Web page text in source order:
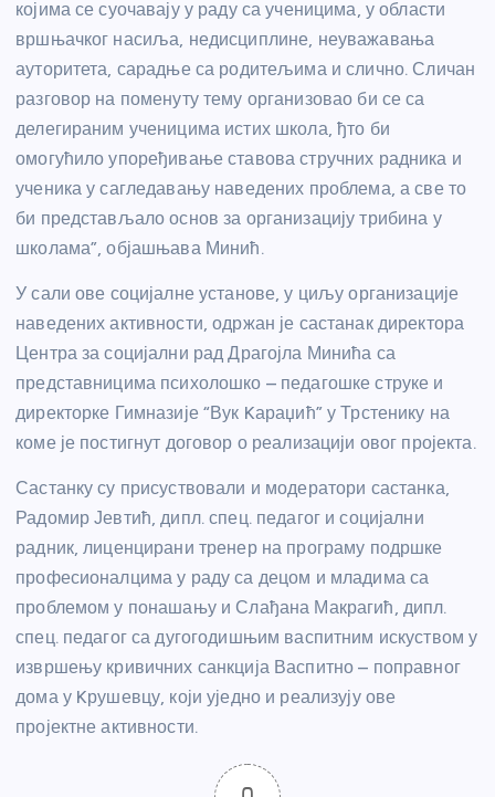
којима се суочавају у раду са ученицима, у области
вршњачког насиља, недисциплине, неуважавања
ауторитета, сарадње са родитељима и слично. Сличан
разговор на поменуту тему организовао би се са
делегираним ученицима истих школа, ђто би
омогућило упоређивање ставова стручних радника и
ученика у сагледавању наведених проблема, а све то
би представљало основ за организацију трибина у
школама”, објашњава Минић.
У сали ове социјалне установе, у циљу организације
наведених активности, одржан је састанак директора
Центра за социјални рад Драгојла Минића са
представницима психолошко – педагошке струке и
директорке Гимназије “Вук Kараџић” у Трстенику на
коме је постигнут договор о реализацији овог пројекта.
Састанку су присуствовали и модератори састанка,
Радомир Јевтић, дипл. спец. педагог и социјални
радник, лиценцирани тренер на програму подршке
професионалцима у раду са децом и младима са
проблемом у понашању и Слађана Макрагић, дипл.
спец. педагог са дугогодишњим васпитним искуством у
извршењу кривичних санкција Васпитно – поправног
дома у Kрушевцу, који уједно и реализују ове
пројектне активности.